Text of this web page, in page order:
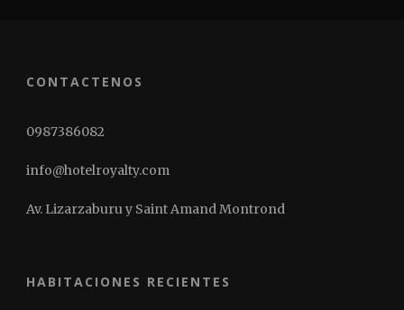
CONTACTENOS
0987386082
info@hotelroyalty.com
Av. Lizarzaburu y Saint Amand Montrond
HABITACIONES RECIENTES